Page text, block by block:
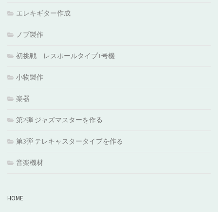
エレキギター作成
ノブ製作
初挑戦 レスポールタイプ1号機
小物製作
楽器
第2弾 ジャズマスターを作る
第3弾 テレキャスタータイプを作る
音楽機材
HOME